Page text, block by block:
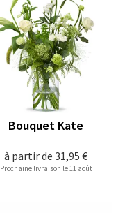
à partir de 31,95 €
Bouquet Kate
Prochaine livraison le 11 août